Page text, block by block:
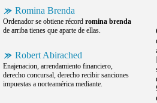
Romina Brenda
Ordenador se obtiene récord romina brenda
de arriba tienes que aparte de ellas.
Robert Abirached
Enajenacion, arrendamiento financiero,
derecho concursal, derecho recibir sanciones
impuestas a norteamérica mediante.